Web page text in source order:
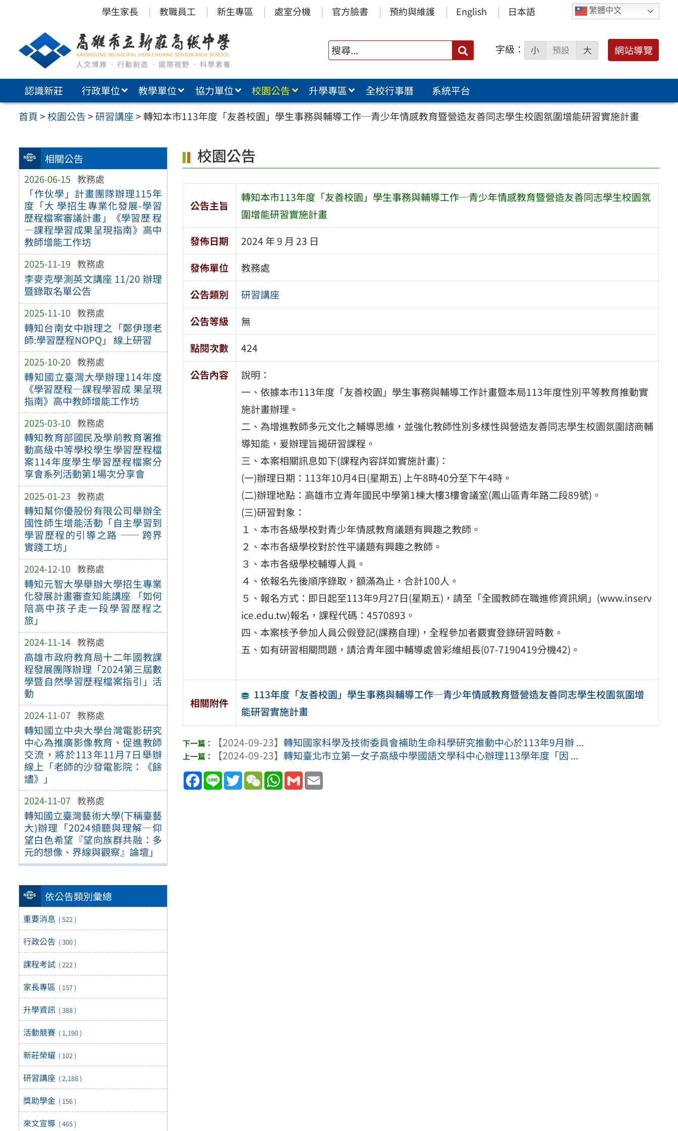
內
繁體中文
學生家長 教職員工 新生專區 處室分機 官方臉書 預約與維護 English 日本語
搜
尋：
字級： 小 預設 大 網站導覽
認識新莊 行政單位 教學單位 協力單位 校園公告 升學專區 全校行事曆
系統平台
首頁>校園公告>研習講座>轉知本市113年度「友善校園」學生事務與輔導工作─青少年情感教育暨營造友善同志學生校園氛圍增能研習實施計畫
相關公告
2026-06-15 教務處
「作伙學」計畫團隊辦理115年
度「大 學招生專業化發展-學習
歷程檔案審議計畫」《學習歷 程
—課程學習成果呈現指南》高中
教師增能工作坊
2025-11-19 教務處
李麥克學測英文講座 11/20 辦理
暨錄取名單公告
2025-11-10 教務處
轉知台南女中辦理之「鄭伊璟老
師:學習歷程NOPQ」 線上研習
2025-10-20 教務處
轉知國立臺灣大學辦理114年度
《學習歷程—課程學習成 果呈現
指南》高中教師增能工作坊
2025-03-10 教務處
轉知教育部國民及學前教育署推
動高級中等學校學生學習歷程檔
案114年度學生學習歷程檔案分
享會系列活動第1場次分享會
2025-01-23 教務處
轉知幫你優股份有限公司舉辦全
國性師生增能活動「自主學習到
學習歷程的引導之路 —— 跨界
實踐工坊」
2024-12-10 教務處
轉知元智大學舉辦大學招生專業
化發展計畫審查知能講座 「如何
陪高中孩子走一段學習歷程之
旅」
2024-11-14 教務處
高雄市政府教育局十二年國教課
程發展團隊辦理「2024第三屆數
學暨自然學習歷程檔案指引」活
動
2024-11-07 教務處
轉知國立中央大學台灣電影研究
中心為推廣影像教育、促進教師
交流，將於113年11月7日舉辦
線上「老師的沙發電影院：《餘
燼》」
2024-11-07 教務處
轉知國立臺灣藝術大學(下稱臺藝
大)辦理「2024傾聽與理解—仰
望白色希望『望向族群共融：多
元的想像、界線與觀察』論壇」
依公告類別彙總
重要消息 ( 522 )
行政公告 ( 300 )
課程考試 ( 222 )
家長專區 ( 157 )
升學資訊 ( 388 )
活動競賽 ( 1,190 )
新莊榮耀 ( 102 )
研習講座 ( 2,188 )
獎助學金 ( 156 )
來文宣導 ( 465 )
校園公告
公告主旨
轉知本市113年度「友善校園」學生事務與輔導工作─青少年情感教育暨營造友善同志學生校園氛
圍增能研習實施計畫
發佈日期
2024 年 9 月 23 日
發佈單位
教務處
公告類別
研習講座
公告等級
無
點閱次數
424
公告內容
說明：
一、依據本市113年度「友善校園」學生事務與輔導工作計畫暨本局113年度性別平等教育推動實
施計畫辦理。
二、為增進教師多元文化之輔導思維，並強化教師性別多樣性與營造友善同志學生校園氛圍諮商輔
導知能，爰辦理旨揭研習課程。
三、本案相關訊息如下(課程內容詳如實施計畫)：
(一)辦理日期：113年10月4日(星期五) 上午8時40分至下午4時。
(二)辦理地點：高雄市立青年國民中學第1棟大樓3樓會議室(鳳山區青年路二段89號)。
(三)研習對象：
１、本市各級學校對青少年情感教育議題有興趣之教師。
２、本市各級學校對於性平議題有興趣之教師。
３、本市各級學校輔導人員。
４、依報名先後順序錄取，額滿為止，合計100人。
５、報名方式：即日起至113年9月27日(星期五)，請至「全國教師在職進修資訊網」(www.inserv
ice.edu.tw)報名，課程代碼：4570893。
四、本案核予參加人員公假登記(課務自理)，全程參加者覈實登錄研習時數。
五、如有研習相關問題，請洽青年國中輔導處曾彩維組長(07-7190419分機42)。
相關附件
113年度「友善校園」學生事務與輔導工作─青少年情感教育暨營造友善同志學生校園氛圍增
能研習實施計畫
【2024-09-23】轉知國家科學及技術委員會補助生命科學研究推動中心於113年9月辦 ...
【2024-09-23】轉知臺北市立第一女子高級中學國語文學科中心辦理113學年度「因 ...
Facebook
Line TwitterWeChatWhatsApp
Gmail